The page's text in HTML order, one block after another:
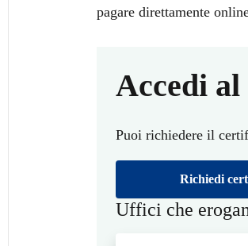
pagare direttamente
Accedi
Puoi richiedere il
Richiedi
Uffici che